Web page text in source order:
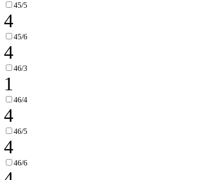
45/5
4
45/6
4
46/3
1
46/4
4
46/5
4
46/6